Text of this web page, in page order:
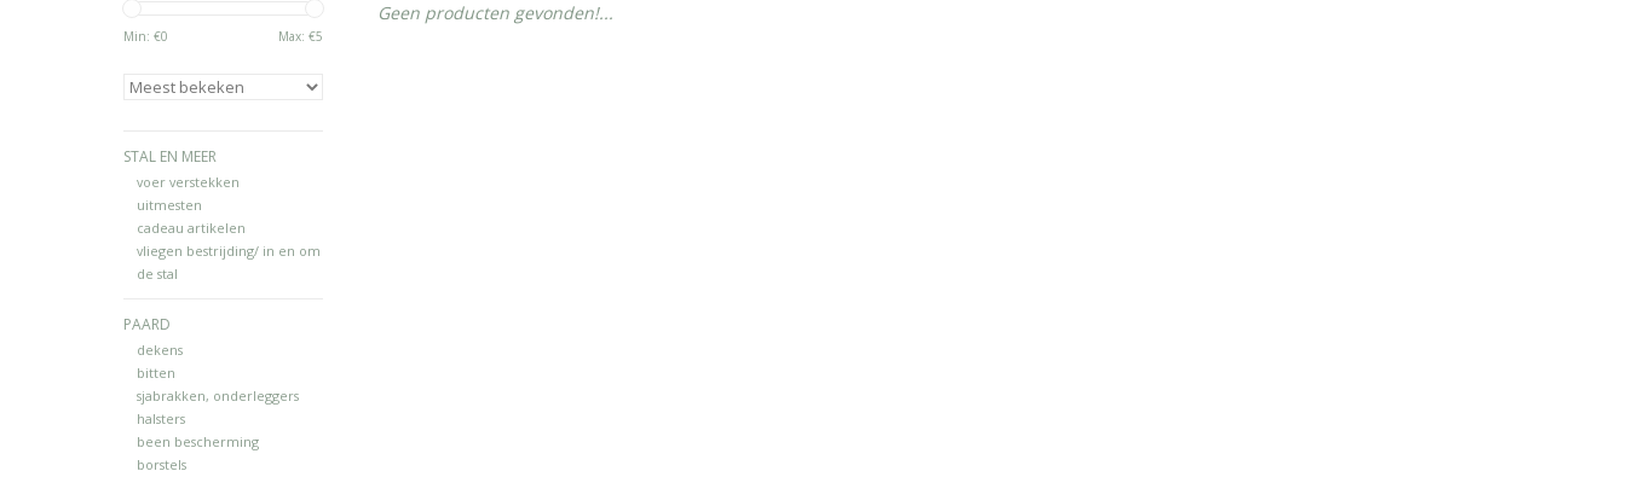
Min: €0 Max: €5
STAL EN MEER
voer verstekken
uitmesten
cadeau artikelen
vliegen bestrijding/ in en om
de stal
PAARD
dekens
bitten
sjabrakken, onderleggers
halsters
been bescherming
borstels
Geen producten gevonden!...